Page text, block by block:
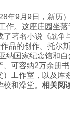
年9月9日，新历
作。这座庄园坐落
了著名小说《战争
品的创作。托尔
纳国家纪念馆和自
、可容纳2万余册
）工作室，以及库
和澡堂。 相关阅